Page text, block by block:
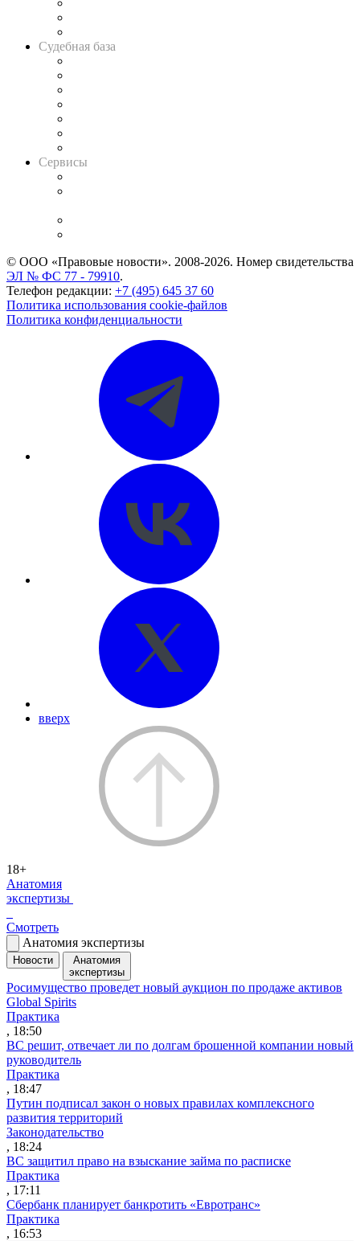
Судебная база
Сервисы
© ООО «Правовые новости». 2008-2026. Номер свидетельства
ЭЛ № ФС 77 - 79910.
Телефон редакции: +7 (495) 645 37 60
Политика использования cookie-файлов
Политика конфиденциальности
вверх
18+
Анатомия
экспертизы
Смотреть
Анатомия экспертизы
Новости
Анатомия
экспертизы
Росимущество проведет новый аукцион по продаже активов
Global Spirits
Практика
, 18:50
ВС решит, отвечает ли по долгам брошенной компании новый
руководитель
Практика
, 18:47
Путин подписал закон о новых правилах комплексного
развития территорий
Законодательство
, 18:24
ВС защитил право на взыскание займа по расписке
Практика
, 17:11
Сбербанк планирует банкротить «Евротранс»
Практика
, 16:53